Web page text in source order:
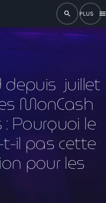
search
menu
close
depuis juillet
MonCash
Pourquoi le
t-il pas cette
pour les